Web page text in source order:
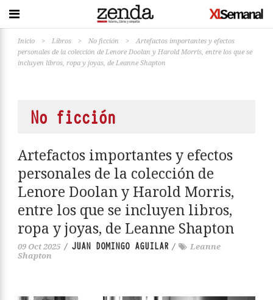
Inicio > Libros > No ficción >
Artefactos importantes y efectos
personales de la colección de Lenore Doolan y Harold Morris, entre los que se
incluyen libros, ropa y joyas, de Leanne Shapton
No ficción
Artefactos importantes y efectos
personales de la colección de
Lenore Doolan y Harold Morris,
entre los que se incluyen libros,
ropa y joyas, de Leanne Shapton
09 Oct 2025 / JUAN DOMINGO AGUILAR /
Leanne
Shapton